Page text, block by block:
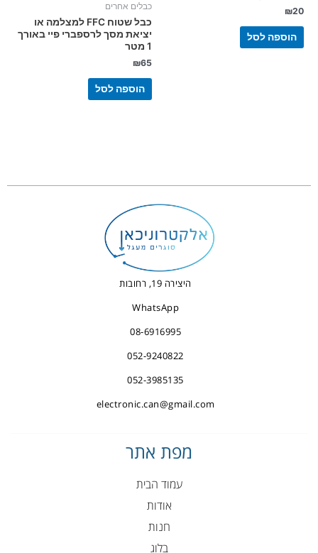
₪20
הוספה לסל
כבלים אחרים
כבל שטוח FFC למצלמה או
יציאת מסך לרספברי פיי באורך
1 מטר
₪65
הוספה לסל
היצירה 19, רחובות
WhatsApp
08-6916995
052-9240822
052-3985135
electronic.can@gmail.com
מפת אתר
עמוד הבית
אודות
חנות
בלוג